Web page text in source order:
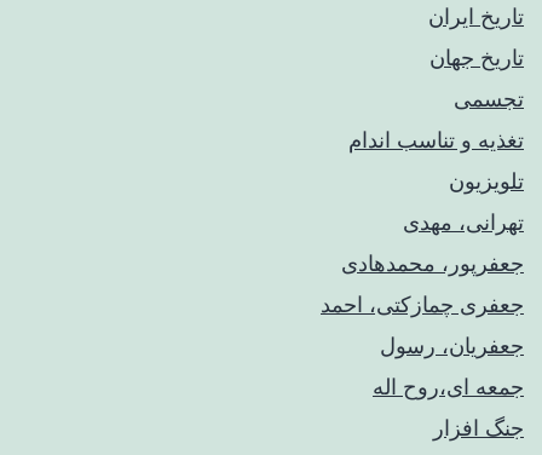
تاریخ ایران
تاریخ جهان
تجسمی
تغذیه و تناسب اندام
تلویزیون
تهرانی، مهدی
جعفرپور، محمدهادی
جعفری چمازکتی، احمد
جعفریان، رسول
جمعه ای،روح اله
جنگ افزار